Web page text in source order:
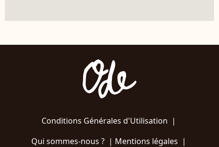
Conditions Générales d'Utilisation |
Qui sommes-nous ?| Mentions légales |